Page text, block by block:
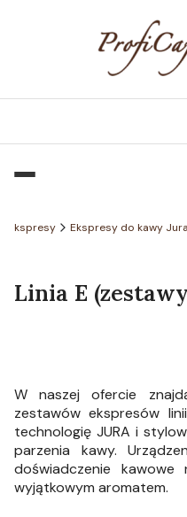
Ekspresy Ekspresy do kawy Jura
Linia E
W naszej ofercie
zestawów ekspresów
technologię JURA i
parzenia kawy.
doświadczenie
wyjątkowym aromatem.